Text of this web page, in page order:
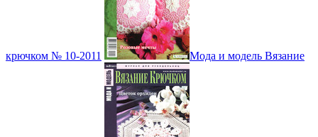
крючком № 10-2011 Мода и модель Вязание